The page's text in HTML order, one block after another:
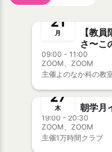
21
月
【教
さ〜こ
09:00 - 11:00
ZOOM、ZOOM
主催よのなか科の教
終了
27
木 朝学月
19:00 - 20:30
ZOOM、ZOOM
主催1万時間クラブ
終了